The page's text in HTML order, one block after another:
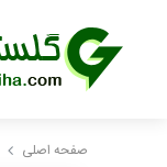
صفحه اصلی